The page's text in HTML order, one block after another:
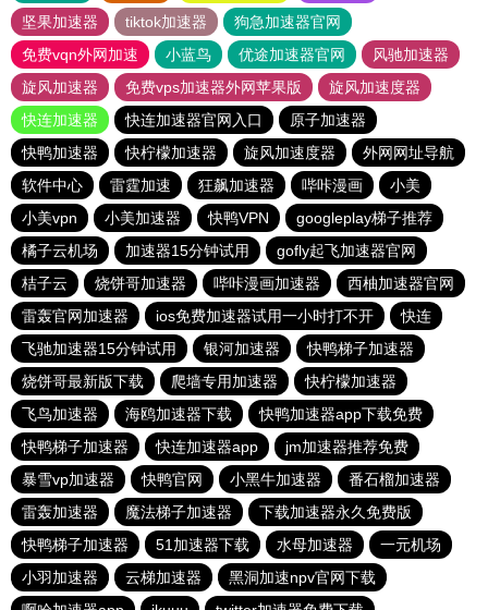
坚果加速器
tiktok加速器
狗急加速器官网
免费vqn外网加速
小蓝鸟 优途加速器官网
风驰加速器
旋风加速器
免费vps加速器外网苹果版
旋风加速度器
快连加速器
快连加速器官网入口
原子加速器
快鸭加速器
快柠檬加速器 旋风加速度器
外网网址导航
软件中心
雷霆加速 狂飙加速器 哔咔漫画
小美
小美vpn
小美加速器 快鸭VPN
googleplay梯子推荐
橘子云机场
加速器15分钟试用
gofly起飞加速器官网
桔子云
烧饼哥加速器 哔咔漫画加速器
西柚加速器官网
雷轰官网加速器
ios免费加速器试用一小时打不开
快连
飞驰加速器15分钟试用
银河加速器
快鸭梯子加速器
烧饼哥最新版下载
爬墙专用加速器
快柠檬加速器
飞鸟加速器
海鸥加速器下载
快鸭加速器app下载免费
快鸭梯子加速器
快连加速器app
jm加速器推荐免费
暴雪vp加速器
快鸭官网 小黑牛加速器
番石榴加速器
雷轰加速器
魔法梯子加速器
下载加速器永久免费版
快鸭梯子加速器
51加速器下载 水母加速器
一元机场
小羽加速器
云梯加速器
黑洞加速npv官网下载